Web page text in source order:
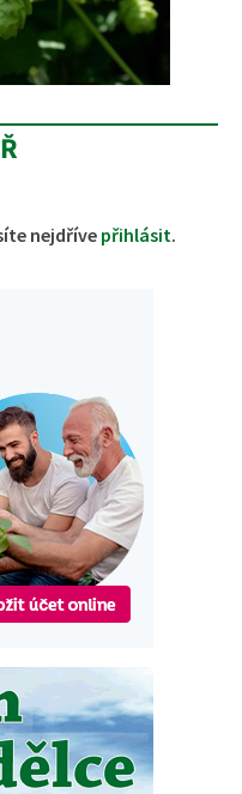
nejdříve přihlásit.